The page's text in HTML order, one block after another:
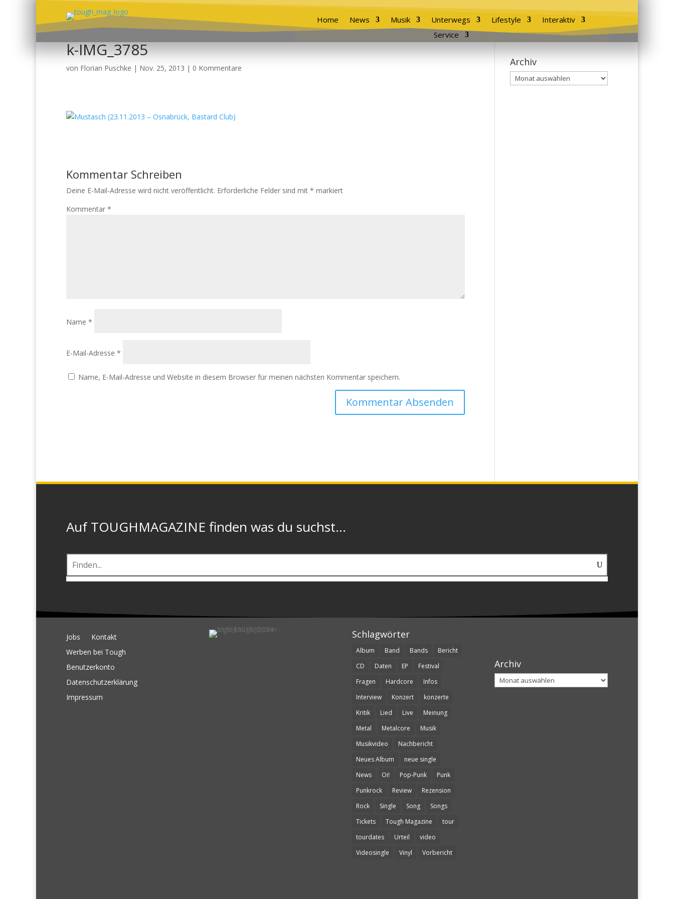
Home News Musik Unterwegs Lifestyle
Interaktiv
Service
k-IMG_3785
von Florian Puschke | Nov. 25, 2013 | 0 Kommentare
Kommentar Schreiben
Deine E-Mail-Adresse wird nicht veröffentlicht. Erforderliche Felder sind mit * markiert
Kommentar *
Name *
E-Mail-Adresse *
Name, E-Mail-Adresse und Website in diesem Browser für meinen nächsten Kommentar speichern.
Archiv
Archiv
Auf TOUGHMAGAZINE finden was du suchst...
Jobs
Kontakt
Werben bei Tough
Benutzerkonto
Datenschutzerklärung
Impressum
Schlagwörter
Album Band Bands
Bericht
CD
Daten EP
Festival
Fragen
Hardcore
Infos
Interview
Konzert
konzerte
Kritik
Lied Live
Meinung
Metal
Metalcore
Musik
Musikvideo
Nachbericht
Neues Album
neue single
News
Oi! Pop-Punk
Punk
Punkrock
Review
Rezension
Rock
Single Song
Songs
Tickets
Tough Magazine
tour
tourdates
Urteil
video
Videosingle
Vinyl Vorbericht
Archiv
Archiv